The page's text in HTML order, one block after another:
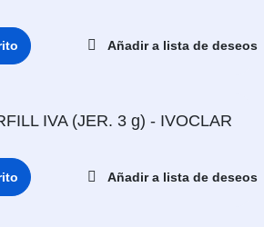
Añadir a lista de deseos
IVA (JER. 3 g) - IVOCLAR
Añadir a lista de deseos